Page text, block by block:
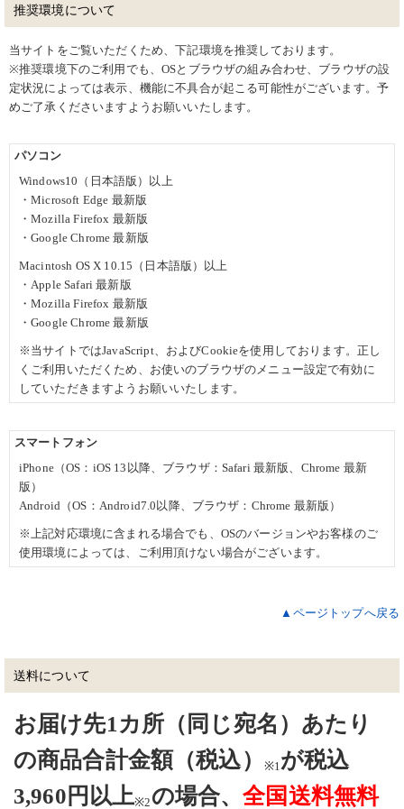
推奨環境について
当サイトをご覧いただくため、下記環境を推奨しております。
※推奨環境下のご利用でも、OSとブラウザの組み合わせ、ブラウザの設
定状況によっては表示、機能に不具合が起こる可能性がございます。予
めご了承くださいますようお願いいたします。
パソコン
Windows10（日本語版）以上
・Microsoft Edge 最新版
・Mozilla Firefox 最新版
・Google Chrome 最新版
Macintosh OS X 10.15（日本語版）以上
・Apple Safari 最新版
・Mozilla Firefox 最新版
・Google Chrome 最新版
※当サイトではJavaScript、およびCookieを使用しております。正し
くご利用いただくため、お使いのブラウザのメニュー設定で有効に
していただきますようお願いいたします。
スマートフォン
iPhone（OS：iOS 13以降、ブラウザ：Safari 最新版、Chrome 最新
版）
Android（OS：Android7.0以降、ブラウザ：Chrome 最新版）
※上記対応環境に含まれる場合でも、OSのバージョンやお客様のご
使用環境によっては、ご利用頂けない場合がございます。
▲ページトップへ戻る
送料について
お届け先1カ所（同じ宛名）あたり
の商品合計金額（税込）
※1が税込
3,960円以上※2 の場合、全国送料無料